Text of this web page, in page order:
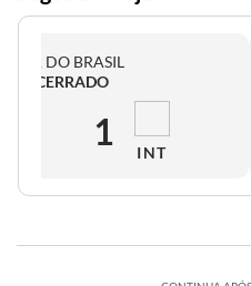
DO BRASIL
ENCERRADO
1 INT